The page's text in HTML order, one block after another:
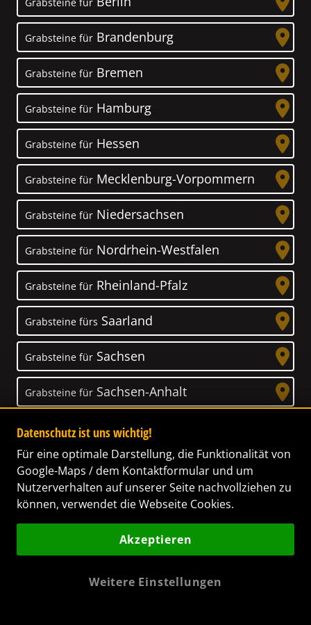
Grabsteine für
Grabsteine für Brandenburg
Grabsteine für Bremen
Grabsteine für Hamburg
Grabsteine für Hessen
Grabsteine für Mecklenburg-Vorpommern
Grabsteine für Niedersachsen
Grabsteine für Nordrhein-Westfalen
Grabsteine für Rheinland-Pfalz
Grabsteine fürs Saarland
Grabsteine für Sachsen
Grabsteine für Sachsen-Anhalt
Grabsteine für Schleswig-Holstein
Grabsteine fürThüringen
Unser Anspruch
Das Leben ist ein Geschenk! – Nun haben wir
Datenschutz ist uns wichtig!
Für eine optimale Darstellung, die Funktionalität von
Google-Maps / dem Kontaktformular und um
Nutzerverhalten auf unserer Seite nachvollziehen zu
können, verwendet die Webseite Cookies.
Akzeptieren
Weitere Einstellungen